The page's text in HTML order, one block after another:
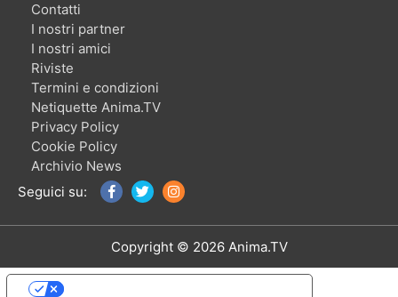
Contatti
I nostri partner
I nostri amici
Riviste
Termini e condizioni
Netiquette Anima.TV
Privacy Policy
Cookie Policy
Archivio News
Seguici su:
Copyright © 2026 Anima.TV